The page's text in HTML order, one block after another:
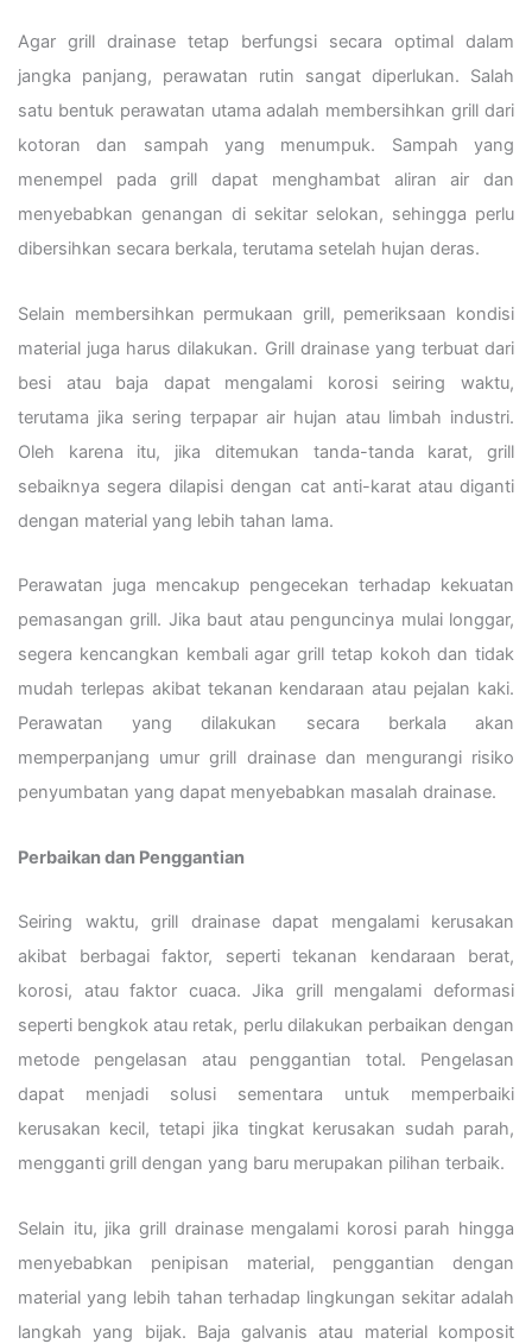
Agar grill drainase tetap berfungsi secara optimal dalam
jangka panjang, perawatan rutin sangat diperlukan. Salah
satu bentuk perawatan utama adalah membersihkan grill dari
kotoran dan sampah yang menumpuk. Sampah yang
menempel pada grill dapat menghambat aliran air dan
menyebabkan genangan di sekitar selokan, sehingga perlu
dibersihkan secara berkala, terutama setelah hujan deras.
Selain membersihkan permukaan grill, pemeriksaan kondisi
material juga harus dilakukan. Grill drainase yang terbuat dari
besi atau baja dapat mengalami korosi seiring waktu,
terutama jika sering terpapar air hujan atau limbah industri.
Oleh karena itu, jika ditemukan tanda-tanda karat, grill
sebaiknya segera dilapisi dengan cat anti-karat atau diganti
dengan material yang lebih tahan lama.
Perawatan juga mencakup pengecekan terhadap kekuatan
pemasangan grill. Jika baut atau penguncinya mulai longgar,
segera kencangkan kembali agar grill tetap kokoh dan tidak
mudah terlepas akibat tekanan kendaraan atau pejalan kaki.
Perawatan yang dilakukan secara berkala akan
memperpanjang umur grill drainase dan mengurangi risiko
penyumbatan yang dapat menyebabkan masalah drainase.
Perbaikan dan Penggantian
Seiring waktu, grill drainase dapat mengalami kerusakan
akibat berbagai faktor, seperti tekanan kendaraan berat,
korosi, atau faktor cuaca. Jika grill mengalami deformasi
seperti bengkok atau retak, perlu dilakukan perbaikan dengan
metode pengelasan atau penggantian total. Pengelasan
dapat menjadi solusi sementara untuk memperbaiki
kerusakan kecil, tetapi jika tingkat kerusakan sudah parah,
mengganti grill dengan yang baru merupakan pilihan terbaik.
Selain itu, jika grill drainase mengalami korosi parah hingga
menyebabkan penipisan material, penggantian dengan
material yang lebih tahan terhadap lingkungan sekitar adalah
langkah yang bijak. Baja galvanis atau material komposit